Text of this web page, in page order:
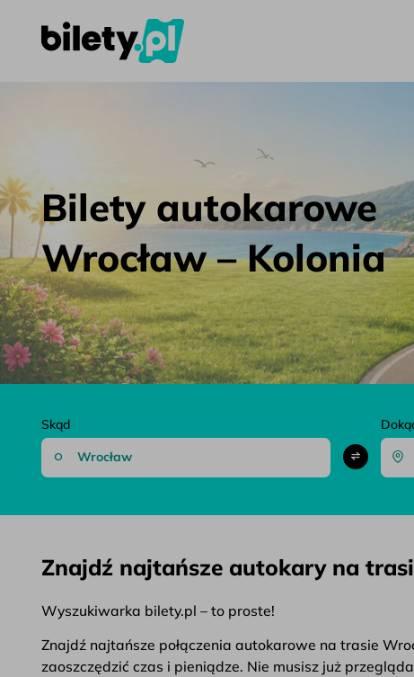
Przejdź do treści
Bilety autokarowe Wrocław – Kolonia – bilety.pl
Bilety autokarowe
Wrocław – Kolonia
Skąd
Znajdź najtańsze autokary na
Wyszukiwarka bilety.pl – to proste!
Znajdź najtańsze połączenia autokarowe na trasie
zaoszczędzić czas i pieniądze. Nie musisz już